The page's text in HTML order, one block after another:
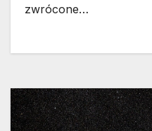
zwrócone…